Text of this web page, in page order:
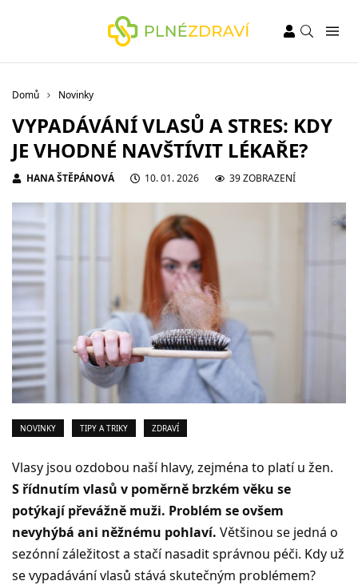
Domů Novinky
VYPADÁVÁNÍ VLASŮ A STRES: KDY
JE VHODNÉ NAVŠTÍVIT LÉKAŘE?
HANA ŠTĚPÁNOVÁ 10. 01. 2026 39 ZOBRAZENÍ
NOVINKY TIPY A TRIKY ZDRAVÍ
Vlasy jsou ozdobou naší hlavy, zejména to platí u žen.
S řídnutím vlasů v poměrně brzkém věku se
potýkají převážně muži. Problém se ovšem
nevyhýbá ani něžnému pohlaví. Většinou se jedná o
sezónní záležitost a stačí nasadit správnou péči. Kdy už
se vypadávání vlasů stává skutečným problémem?